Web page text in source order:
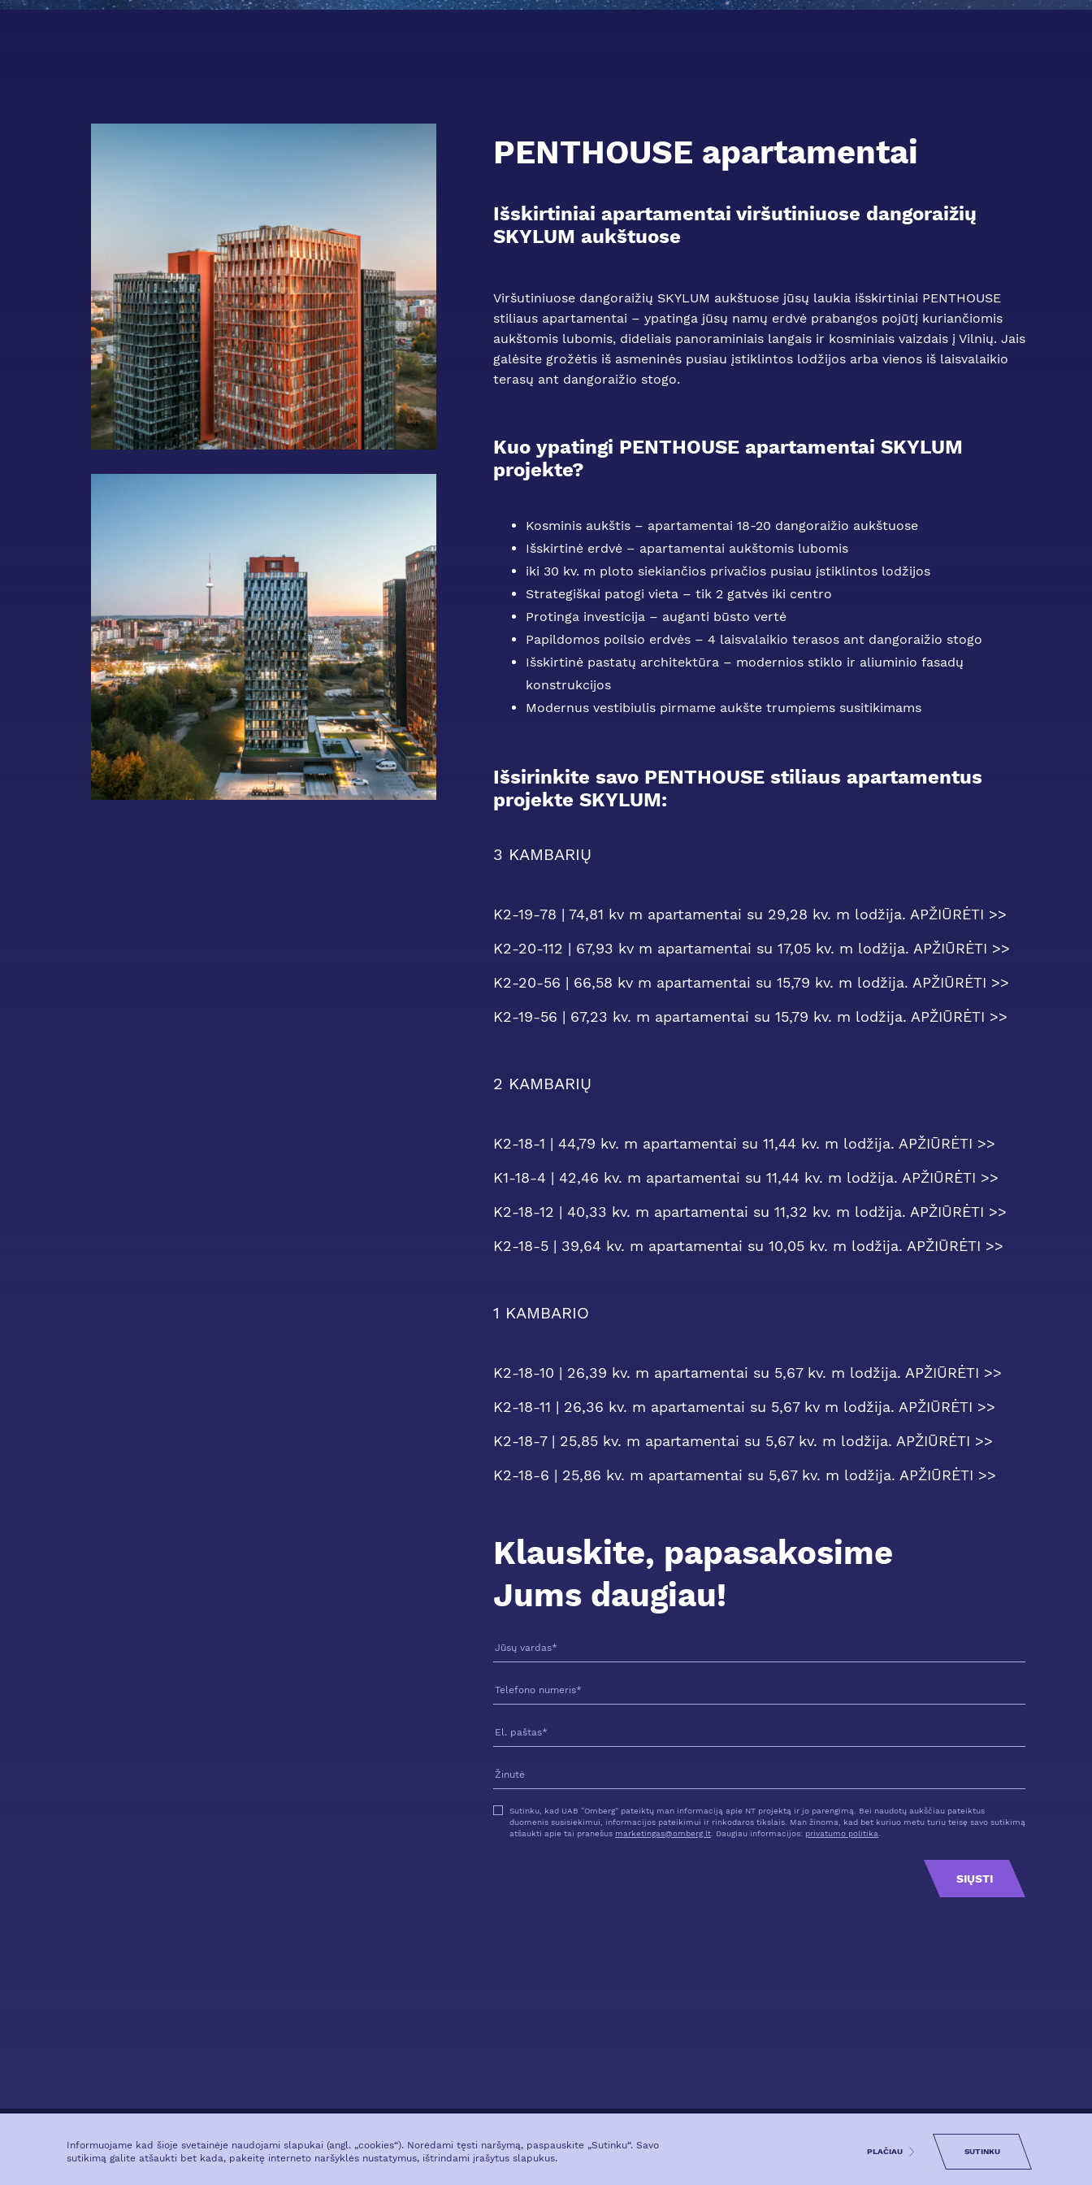
PENTHOUSE apartamentai
Išskirtiniai apartamentai viršutiniuose dangoraižių
SKYLUM aukštuose
Viršutiniuose dangoraižių SKYLUM aukštuose jūsų laukia išskirtiniai PENTHOUSE
stiliaus apartamentai – ypatinga jūsų namų erdvė prabangos pojūtį kuriančiomis
aukštomis lubomis, dideliais panoraminiais langais ir kosminiais vaizdais į Vilnių. Jais
galėsite grožėtis iš asmeninės pusiau įstiklintos lodžijos arba vienos iš laisvalaikio
terasų ant dangoraižio stogo.
Kuo ypatingi PENTHOUSE apartamentai SKYLUM
projekte?
Kosminis aukštis – apartamentai 18-20 dangoraižio aukštuose
Išskirtinė erdvė – apartamentai aukštomis lubomis
iki 30 kv. m ploto siekiančios privačios pusiau įstiklintos lodžijos
Strategiškai patogi vieta – tik 2 gatvės iki centro
Protinga investicija – auganti būsto vertė
Papildomos poilsio erdvės – 4 laisvalaikio terasos ant dangoraižio stogo
Išskirtinė pastatų architektūra – modernios stiklo ir aliuminio fasadų
konstrukcijos
Modernus vestibiulis pirmame aukšte trumpiems susitikimams
Išsirinkite savo PENTHOUSE stiliaus apartamentus
projekte SKYLUM:
3 KAMBARIŲ
K2-19-78 | 74,81 kv m apartamentai su 29,28 kv. m lodžija. APŽIŪRĖTI >>
K2-20-112 | 67,93 kv m apartamentai su 17,05 kv. m lodžija. APŽIŪRĖTI >>
K2-20-56 | 66,58 kv m apartamentai su 15,79 kv. m lodžija. APŽIŪRĖTI >>
K2-19-56 | 67,23 kv. m apartamentai su 15,79 kv. m lodžija. APŽIŪRĖTI >>
2 KAMBARIŲ
K2-18-1 | 44,79 kv. m apartamentai su 11,44 kv. m lodžija. APŽIŪRĖTI >>
K1-18-4 | 42,46 kv. m apartamentai su 11,44 kv. m lodžija. APŽIŪRĖTI >>
K2-18-12 | 40,33 kv. m apartamentai su 11,32 kv. m lodžija. APŽIŪRĖTI >>
K2-18-5 | 39,64 kv. m apartamentai su 10,05 kv. m lodžija. APŽIŪRĖTI >>
1 KAMBARIO
K2-18-10 | 26,39 kv. m apartamentai su 5,67 kv. m lodžija. APŽIŪRĖTI >>
K2-18-11 | 26,36 kv. m apartamentai su 5,67 kv m lodžija. APŽIŪRĖTI >>
K2-18-7 | 25,85 kv. m apartamentai su 5,67 kv. m lodžija. APŽIŪRĖTI >>
K2-18-6 | 25,86 kv. m apartamentai su 5,67 kv. m lodžija. APŽIŪRĖTI >>
Klauskite, papasakosime
Jums daugiau!
Sutinku, kad UAB “Omberg” pateiktų man informaciją apie NT projektą ir jo parengimą. Bei naudotų aukščiau pateiktus
duomenis susisiekimui, informacijos pateikimui ir rinkodaros tikslais. Man žinoma, kad bet kuriuo metu turiu teisę savo sutikimą
atšaukti apie tai pranešus marketingas@omberg.lt . Daugiau informacijos: privatumo politika
SIŲSTI
APIE PROJEKTĄ VIETA MIESTE GALERIJA APIE PLĖTOTJĄ KLIENTO ATMINTINĖ PRIVATUMO POLITIKA
Informuojame kad šioje svetainėje naudojami slapukai (angl. „cookies“). Norėdami tęsti naršymą, paspauskite „Sutinku“. Savo
sutikimą galite atšaukti bet kada, pakeitę interneto naršyklės nustatymus, ištrindami įrašytus slapukus.
PLAČIAU SUTINKU